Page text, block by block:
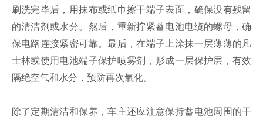
刷洗完毕后，用抹布或纸巾擦干端子表面，确保没有残留
的清洁剂或水分。然后，重新拧紧蓄电池电缆的螺母，确
保电路连接紧密可靠。最后，在端子上涂抹一层薄薄的凡
士林或使用电池端子保护喷雾剂，形成一层保护层，有效
隔绝空气和水分，预防再次氧化。
除了定期清洁和保养，车主还应注意保持蓄电池周围的干